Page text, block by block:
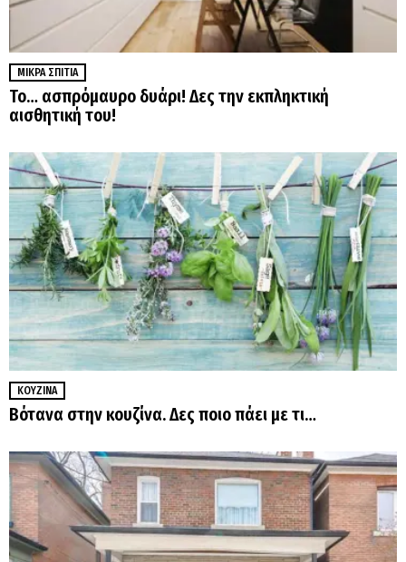
ΜΙΚΡΆ ΣΠΊΤΙΑ
Το… ασπρόμαυρο δυάρι! Δες την εκπληκτική
αισθητική του!
ΚΟΥΖΊΝΑ
Βότανα στην κουζίνα. Δες ποιο πάει με τι…